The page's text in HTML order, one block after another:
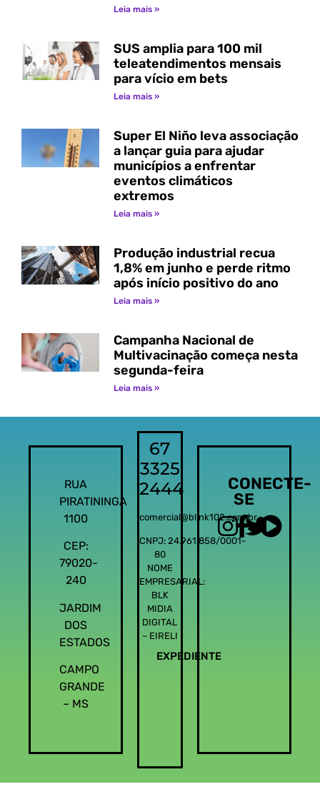
Leia mais »
SUS amplia para 100 mil
teleatendimentos mensais
para vício em bets
Leia mais »
Super El Niño leva associação
a lançar guia para ajudar
municípios a enfrentar
eventos climáticos
extremos
Leia mais »
Produção industrial recua
1,8% em junho e perde ritmo
após início positivo do ano
Leia mais »
Campanha Nacional de
Multivacinação começa nesta
segunda-feira
Leia mais »
RUA
PIRATININGA
1100
CEP:
79020-
240
JARDIM
DOS
ESTADOS
CAMPO
GRANDE
– MS
67
3325
2444
comercial@blink102.com.br
CNPJ: 24.961.858/0001-
80
NOME
EMPRESARIAL:
BLK
MIDIA
DIGITAL
– EIRELI
EXPEDIENTE
CONECTE-
SE